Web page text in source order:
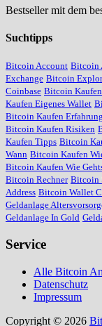
Bestseller mit dem
Suchtipps
Bitcoin Account Bitcoin
Exchange Bitcoin
Coinbase Bitcoin
Kaufen Eigenes Wallet
Bitcoin Kaufen
Bitcoin Kaufen Risiken
Kaufen Tipps Bitcoin
Wann Bitcoin Kaufen
Bitcoin Kaufen Wie
Bitcoin Rechner Bitcoin
Address Bitcoin Wallet
Geldanlage
Geldanlage In Gold
Service
Alle Bitcoin
Datenschutz
Impressum
Copyright © 2026